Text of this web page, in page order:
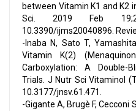
between Vitamin K1 and K2
Sci. 2019 Feb
10.3390/ijms20040896.
-Inaba N, Sato T,
Vitamin K(2)
Carboxylation: A Double-
Trials. J Nutr Sci Vitaminol
10.3177/jnsv.61.471.
-Gigante A, Brugè F, Cecconi